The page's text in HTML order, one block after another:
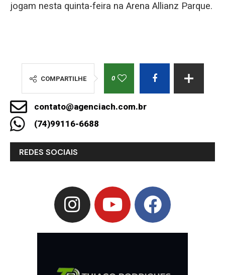
jogam nesta quinta-feira na Arena Allianz Parque.
COMPARTILHE 0
contato@agenciach.com.br
(74)99116-6688
REDES SOCIAIS